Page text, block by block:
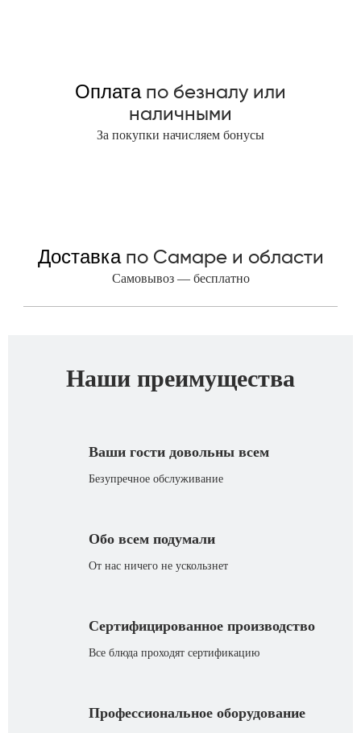
Оплатапо безналу или
наличными
За покупки начисляем бонусы
Доставкапо Самаре и области
Самовывоз — бесплатно
Наши преимущества
Ваши гости довольны всем
Безупречное обслуживание
Обо всем подумали
От нас ничего не ускользнет
Сертифицированное производство
Все блюда проходят сертификацию
Профессиональное оборудование